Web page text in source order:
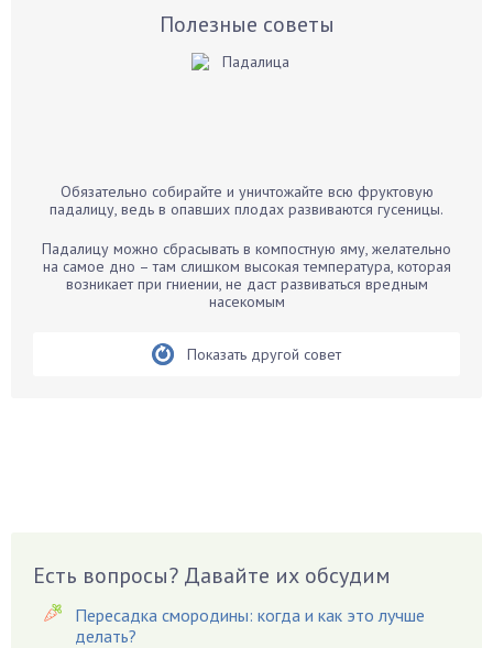
Бархатцы
Белые грибы
Бирючина
Вишня
Вредители
Гардения
Полезные советы
Обязательно собирайте и уничтожайте всю фруктовую
падалицу, ведь в опавших плодах развиваются гусеницы.
Падалицу можно сбрасывать в компостную яму, желательно
на самое дно – там слишком высокая температура, которая
возникает при гниении, не даст развиваться вредным
насекомым
Показать другой совет
Есть вопросы? Давайте их обсудим
Пересадка смородины: когда и как это лучше
делать?